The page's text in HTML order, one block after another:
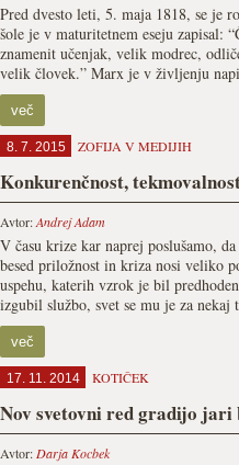
Pred dvesto leti, 5. maja 1818, se je
šole je v maturitetnem eseju zapisal:
znamenit učenjak, velik modrec,
velik človek.” Marx je v življenju
več
8. 7. 2015 ZOFIJA V MEDIJIH
Konkurenčnost,
Avtor:Andrej Adam
V času krize kar naprej poslušamo,
besed priložnost in kriza nosi veliko
uspehu, katerih vzrok je bil
izgubil službo, svet se mu je za
več
17. 11. 2014 KOTIČEK
Nov svetovni red gradijo jari
Avtor: Darja Kocbek